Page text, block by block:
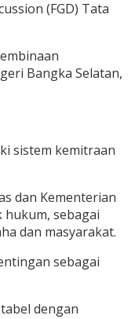
(FGD) Tata
Bangka Selatan,
sistem kemitraan
dan Kementerian
sebagai
dan masyarakat.
sebagai
dengan